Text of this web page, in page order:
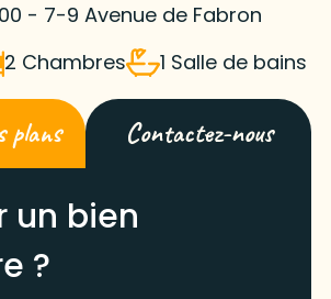
- 7-9 Avenue de Fabron
2 Chambres 1 Salle de bains
plans Contactez-nous
un bien
?